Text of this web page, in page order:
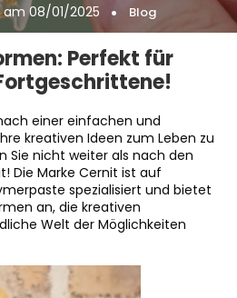
am 08/01/2025 Blog
Perfekt für
einer einfachen und
kreativen Ideen zum Leben zu
Sie nicht weiter als nach den
Die Marke Cernit ist auf
spezialisiert und bietet
an, die kreativen
Welt der Möglichkeiten